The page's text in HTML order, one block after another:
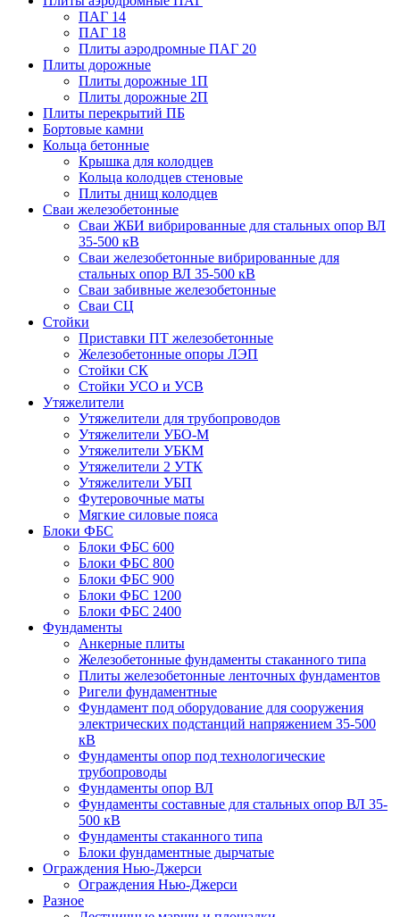
ПАГ 14
ПАГ 18
Плиты аэродромные ПАГ 20
Плиты дорожные
Плиты дорожные 1П
Плиты дорожные 2П
Плиты перекрытий ПБ
Бортовые камни
Кольца бетонные
Крышка для колодцев
Кольца колодцев стеновые
Плиты днищ колодцев
Сваи железобетонные
Сваи ЖБИ вибрированные для стальных опор ВЛ
35-500 кВ
Сваи железобетонные вибрированные для
стальных опор ВЛ 35-500 кВ
Сваи забивные железобетонные
Сваи СЦ
Стойки
Приставки ПТ железобетонные
Железобетонные опоры ЛЭП
Стойки СК
Стойки УСО и УСВ
Утяжелители
Утяжелители для трубопроводов
Утяжелители УБО-М
Утяжелители УБКМ
Утяжелители 2 УТК
Утяжелители УБП
Футеровочные маты
Мягкие силовые пояса
Блоки ФБС
Блоки ФБС 600
Блоки ФБС 800
Блоки ФБС 900
Блоки ФБС 1200
Блоки ФБС 2400
Фундаменты
Анкерные плиты
Железобетонные фундаменты стаканного типа
Плиты железобетонные ленточных фундаментов
Ригели фундаментные
Фундамент под оборудование для сооружения
электрических подстанций напряжением 35-500
кВ
Фундаменты опор под технологические
трубопроводы
Фундаменты опор ВЛ
Фундаменты составные для стальных опор ВЛ 35-
500 кВ
Фундаменты стаканного типа
Блоки фундаментные дырчатые
Ограждения Нью-Джерси
Ограждения Нью-Джерси
Разное